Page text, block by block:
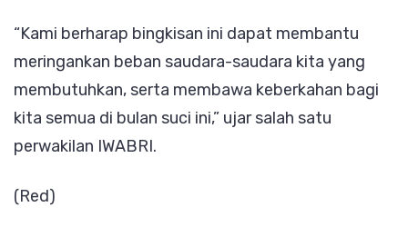
“Kami berharap bingkisan ini dapat membantu
meringankan beban saudara-saudara kita yang
membutuhkan, serta membawa keberkahan bagi
kita semua di bulan suci ini,” ujar salah satu
perwakilan IWABRI.
(Red)